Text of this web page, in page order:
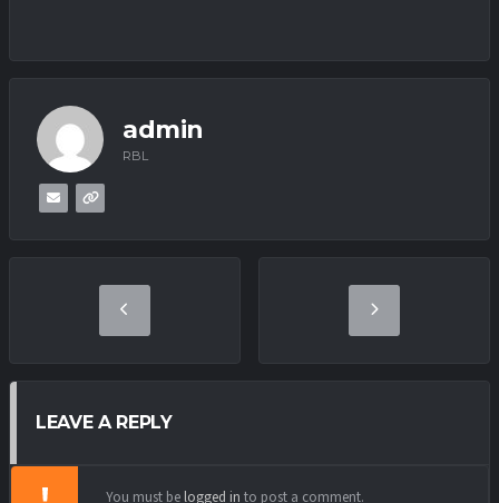
admin
RBL
LEAVE A REPLY
You must be logged in to post a comment.